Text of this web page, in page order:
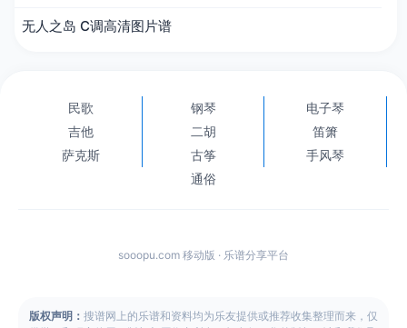
无人之岛 C调高清图片谱
民歌 钢琴
电子琴
吉他
二胡
笛箫
萨克斯
古筝
手风琴
通俗
sooopu.com 移动版 · 乐谱分享平台
版权声明： 搜谱网上的乐谱和资料均为乐友提供或推荐收集整理而来，仅